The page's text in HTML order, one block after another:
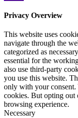
Privacy Overview
This website uses
navigate through the
categorized as
essential for the
also use third-party
you use this website.
only with your consent.
cookies. But opting out
browsing experience.
Necessary